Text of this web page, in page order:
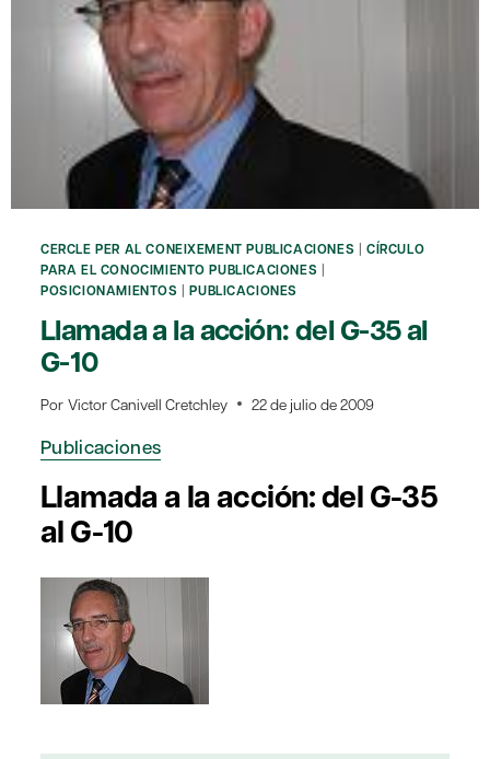
CERCLE PER AL CONEIXEMENT PUBLICACIONES |CÍRCULO
PARA EL CONOCIMIENTO PUBLICACIONES |
POSICIONAMIENTOS |PUBLICACIONES
Llamada a la acción: del G-35 al
G-10
Por Victor Canivell Cretchley 22 de julio de 2009
Publicaciones
Llamada a la acción: del G-35
al G-10